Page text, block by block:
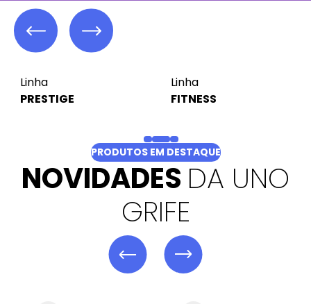
Linha
PRESTIGE
Linha
FITNESS
PRODUTOS EM DESTAQUE
NOVIDADES DA UNO
GRIFE